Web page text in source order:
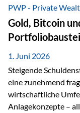
trotz
Unsicherheiten,
eine schwächere
beeinflussen auch
Dennoch sieht…
PWP - Private
Gold, Bitcoin
1. Juni 2026
Steigende
eine zunehmend
wirtschaftliche
Anlagekonzepte –